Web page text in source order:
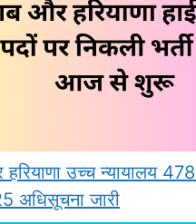
उच्च न्यायालय
अधिसूचना जारी